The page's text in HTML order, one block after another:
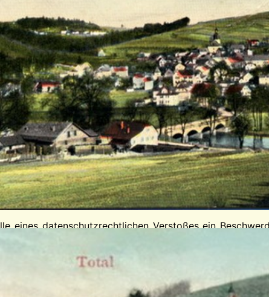
elster.de
allein oder gemeinsam mit anderen über die
sind einige Vorgänge der Datenverarbeitung
per E-Mail. Die Rechtmäßigkeit der bis zum
Aufsichtsbehörde
eines datenschutzrechtlichen Verstoßes ein
ist der Landesdatenschutzbeauftragte des
sowie deren Kontaktdaten bereit:
https://